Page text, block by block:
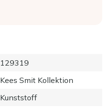
129319
Kees Smit Kollektion
Kunststoff